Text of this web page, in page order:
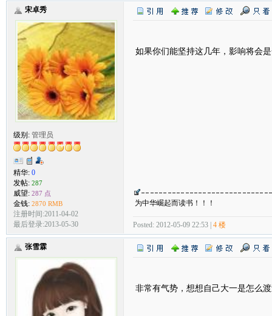
宋卓秀
级别: 管理员
精华: 0
发帖: 287
威望: 287 点
金钱: 2870 RMB
注册时间:2011-04-02
最后登录:2013-05-30
如果你们能坚持这几年，影响将会
为中华崛起而读书！！！
Posted: 2012-05-09 22:53 | 4 楼
张雪霖
非常有气势，想想自己大一是怎么